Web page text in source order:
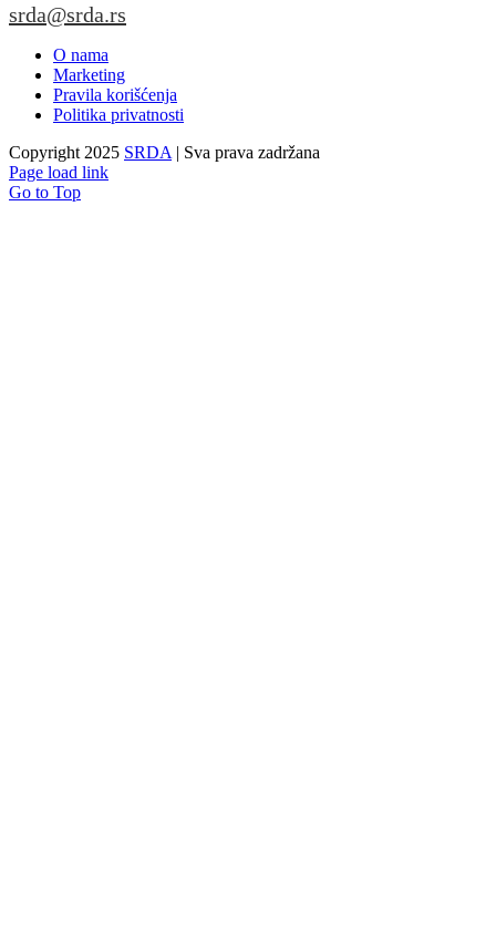
srda@srda.rs
O nama
Marketing
Pravila korišćenja
Politika privatnosti
Copyright 2025 SRDA | Sva prava zadržana
Page load link
Go to Top